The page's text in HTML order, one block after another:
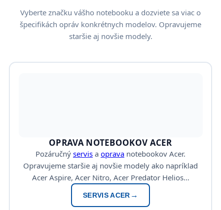
Vyberte značku vášho notebooku a dozviete sa viac o
špecifikách opráv konkrétnych modelov. Opravujeme
staršie aj novšie modely.
OPRAVA NOTEBOOKOV ACER
Pozáručný servis a oprava notebookov Acer.
Opravujeme staršie aj novšie modely ako napríklad
Acer Aspire, Acer Nitro, Acer Predator Helios…
SERVIS ACER